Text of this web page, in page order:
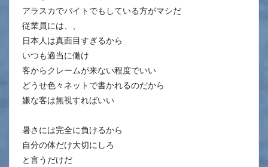
アラスカでバイトでもしている方がマシだ
従業員には、、
日本人は真面目すぎるから
いつも適当に働け
客からクレームが来ない程度でいい
どうせ色々ネットで書かれるのだから
嫌な客は無視すればいい
暑さには完全に負けるから
自分の体だけ大切にしろ
と言うだけだ